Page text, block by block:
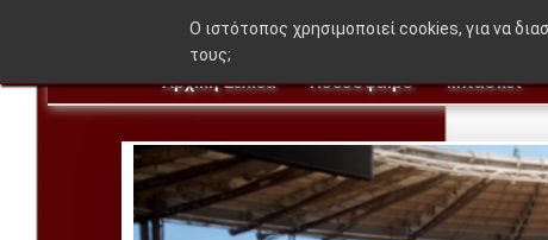
Αρχική Σελίδα Ποδόσφαιρο Μπάσκετ
O ιστότοπος χρησιμοποιεί cookies, για να
τους;